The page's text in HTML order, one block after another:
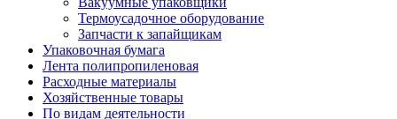
Термоусадочное оборудование
Запчасти к запайщикам
Упаковочная бумага
Лента полипропиленовая
Расходные материалы
Хозяйственные товары
По видам деятельности